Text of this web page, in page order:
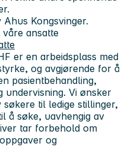
Kongsvinger.
ansatte
er en arbeidsplass med
og avgjørende for å
pasientbehandling,
undervisning. Vi ønsker
til ledige stillinger,
å søke, uavhengig av
tar forbehold om
og